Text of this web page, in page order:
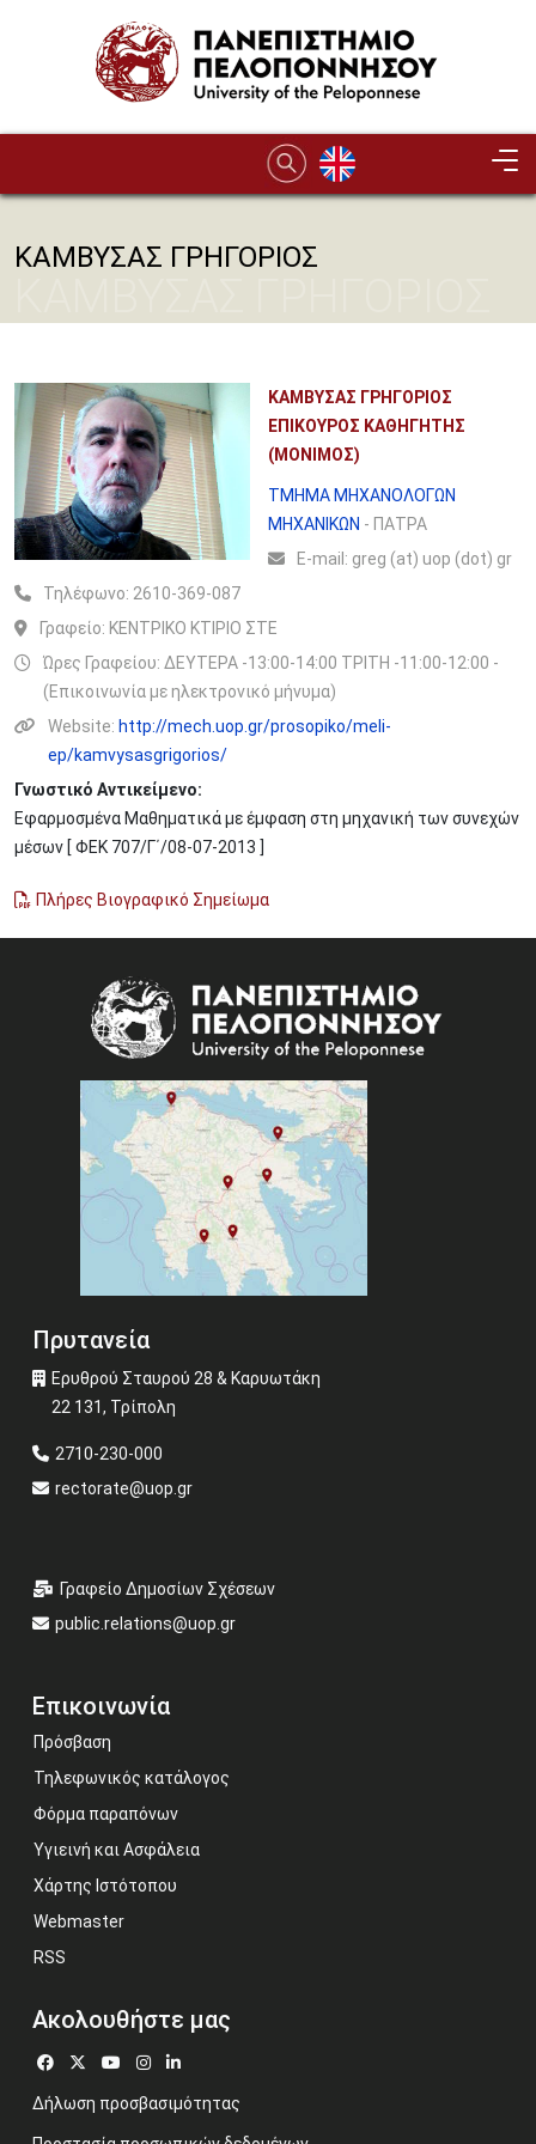
ΚΑΜΒΥΣΑΣ ΓΡΗΓΟΡΙΟΣ
ΚΑΜΒΥΣΑΣ ΓΡΗΓΟΡΙΟΣ
ΕΠΙΚΟΥΡΟΣ ΚΑΘΗΓΗΤΗΣ
(ΜΟΝΙΜΟΣ)
ΤΜΗΜΑ ΜΗΧΑΝΟΛΟΓΩΝ
ΜΗΧΑΝΙΚΩΝ - ΠΑΤΡΑ
Ε-mail: greg (at) uop (dot) gr
Τηλέφωνο: 2610-369-087
Γραφείο: ΚΕΝΤΡΙΚΟ ΚΤΙΡΙΟ ΣΤΕ
Ώρες Γραφείου: ΔΕΥΤΕΡΑ -13:00-14:00 ΤΡΙΤΗ -11:00-12:00 -
(Επικοινωνία με ηλεκτρονικό μήνυμα)
Website: http://mech.uop.gr/prosopiko/meli-
ep/kamvysasgrigorios/
Γνωστικό Αντικείμενο:
Εφαρμοσμένα Μαθηματικά με έμφαση στη μηχανική των συνεχών
μέσων [ ΦΕΚ 707/Γ΄/08-07-2013 ]
Πλήρες Βιογραφικό Σημείωμα
Πρυτανεία
Ερυθρού Σταυρού 28 & Καρυωτάκη
22 131, Τρίπολη
2710-230-000
rectorate@uop.gr
Γραφείο Δημοσίων Σχέσεων
public.relations@uop.gr
Επικοινωνία
Πρόσβαση
Τηλεφωνικός κατάλογος
Φόρμα παραπόνων
Υγιεινή και Ασφάλεια
Χάρτης Ιστότοπου
Webmaster
RSS
Ακολουθήστε μας
Δήλωση προσβασιμότητας